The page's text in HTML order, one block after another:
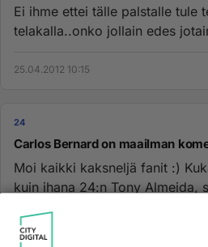
Ei ihme ettei tälle palstalle tule
telakalla..onko jollain edes
25.04.2012 10:15
24
Carlos Bernard on maailman
Moi kaikki kaksneljä fanit :)
kuin ihana 24:n Tony Almeida,
25.01.2006 16:22